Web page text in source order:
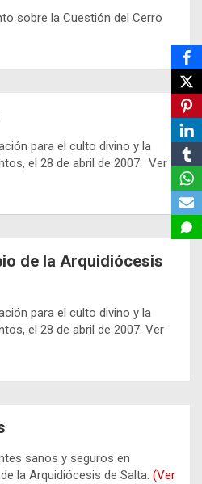
sobre la Cuestión del Cerro
para el culto divino y la
el 28 de abril de 2007. Ver
de la Arquidiócesis
para el culto divino y la
el 28 de abril de 2007. Ver
sanos y seguros en
la Arquidiócesis de Salta. (Ver